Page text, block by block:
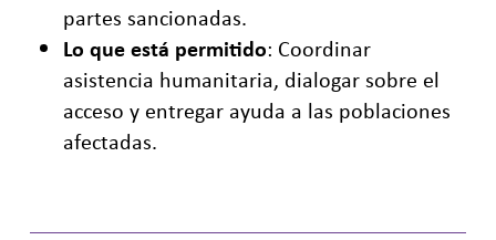
partes sancionadas.
Lo que está permitido: Coordinar
asistencia humanitaria, dialogar sobre el
acceso y entregar ayuda a las poblaciones
afectadas.